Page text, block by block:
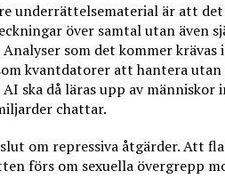
underrättelsematerial är att
över samtal utan även
Analyser som det kommer
kvantdatorer att hantera
ska då läras upp av
chattar.
om repressiva åtgärder. Att
förs om sexuella övergrepp